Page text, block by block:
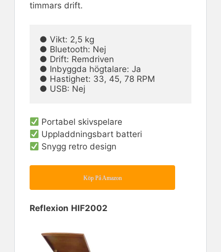
timmars drift.
● Vikt: 2,5 kg
● Bluetooth: Nej
● Drift: Remdriven
● Inbyggda högtalare: Ja
● Hastighet: 33, 45, 78 RPM
● USB: Nej
Portabel skivspelare
Uppladdningsbart batteri
Snygg retro design
Köp På Amazon
Reflexion HIF2002